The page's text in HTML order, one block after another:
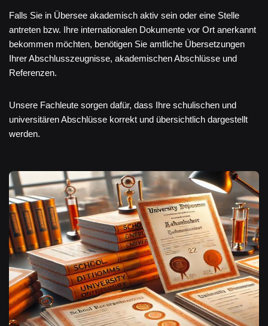
Falls Sie in Übersee akademisch aktiv sein oder eine Stelle
antreten bzw. Ihre internationalen Dokumente vor Ort anerkannt
bekommen möchten, benötigen Sie amtliche Übersetzungen
Ihrer Abschlusszeugnisse, akademischen Abschlüsse und
Referenzen.
Unsere Fachleute sorgen dafür, dass Ihre schulischen und
universitären Abschlüsse korrekt und übersichtlich dargestellt
werden.